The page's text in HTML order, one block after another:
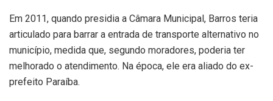
Em 2011, quando presidia a Câmara Municipal, Barros teria
articulado para barrar a entrada de transporte alternativo no
município, medida que, segundo moradores, poderia ter
melhorado o atendimento. Na época, ele era aliado do ex-
prefeito Paraíba.